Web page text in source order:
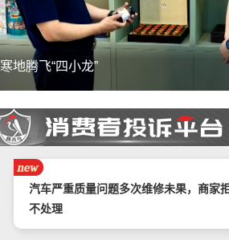
寒地腾飞“四小龙”
携程旅游APP非因消费者原因主票已退
附属票不退费。
举报镇江豪利汽车销售服务有限公司拒
退款
汽车严重质量问题多次维修未果，商家
不处理
奇富借条（原360借条）暴力催收